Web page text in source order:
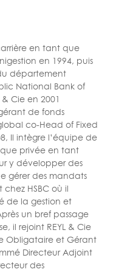
en tant que
en 1994, puis
département
National Bank of
Cie en 2001
de fonds
co-Head of Fixed
Il intègre l’équipe de
privée en tant
y développer des
gérer des mandats
HSBC où il
de la gestion et
un bref passage
il rejoint REYL & Cie
Obligataire et Gérant
Directeur Adjoint
des